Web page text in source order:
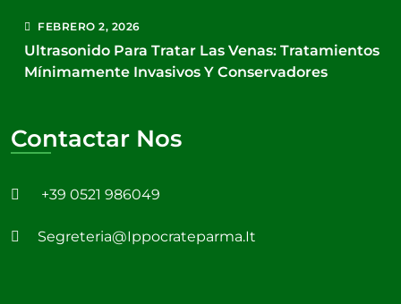
FEBRERO2, 2026
Ultrasonido Para Tratar Las Venas: Tratamientos
Mínimamente Invasivos Y Conservadores
Contactar Nos
+39 0521 986049
Segreteria@ippocrateparma.it